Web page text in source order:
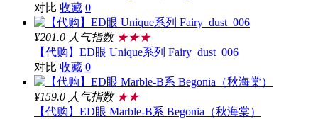
对比 收藏 0
¥201.0 人气指数 ★★★
【代购】ED眼 Unique系列 Fairy_dust_006
对比 收藏 0
¥159.0 人气指数 ★★
【代购】ED眼 Marble-B系 Begonia（秋海棠）